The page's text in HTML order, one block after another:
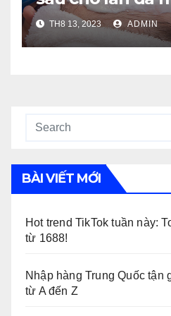
TH8 13, 2023 ADMIN
BÀI VIẾT MỚI
Hot trend TikTok tuần này:
từ 1688!
Nhập hàng Trung Quốc
từ A đến Z